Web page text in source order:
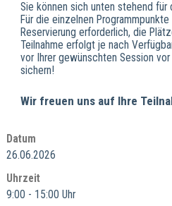
Sie können sich unten stehend für
Für die einzelnen
Reservierung erforderlich, die
Teilnahme erfolgt je nach
vor Ihrer gewünschten Session
sichern!
Wir freuen uns auf Ihre
Datum
26.06.2026
Uhrzeit
9:00 - 15:00 Uhr